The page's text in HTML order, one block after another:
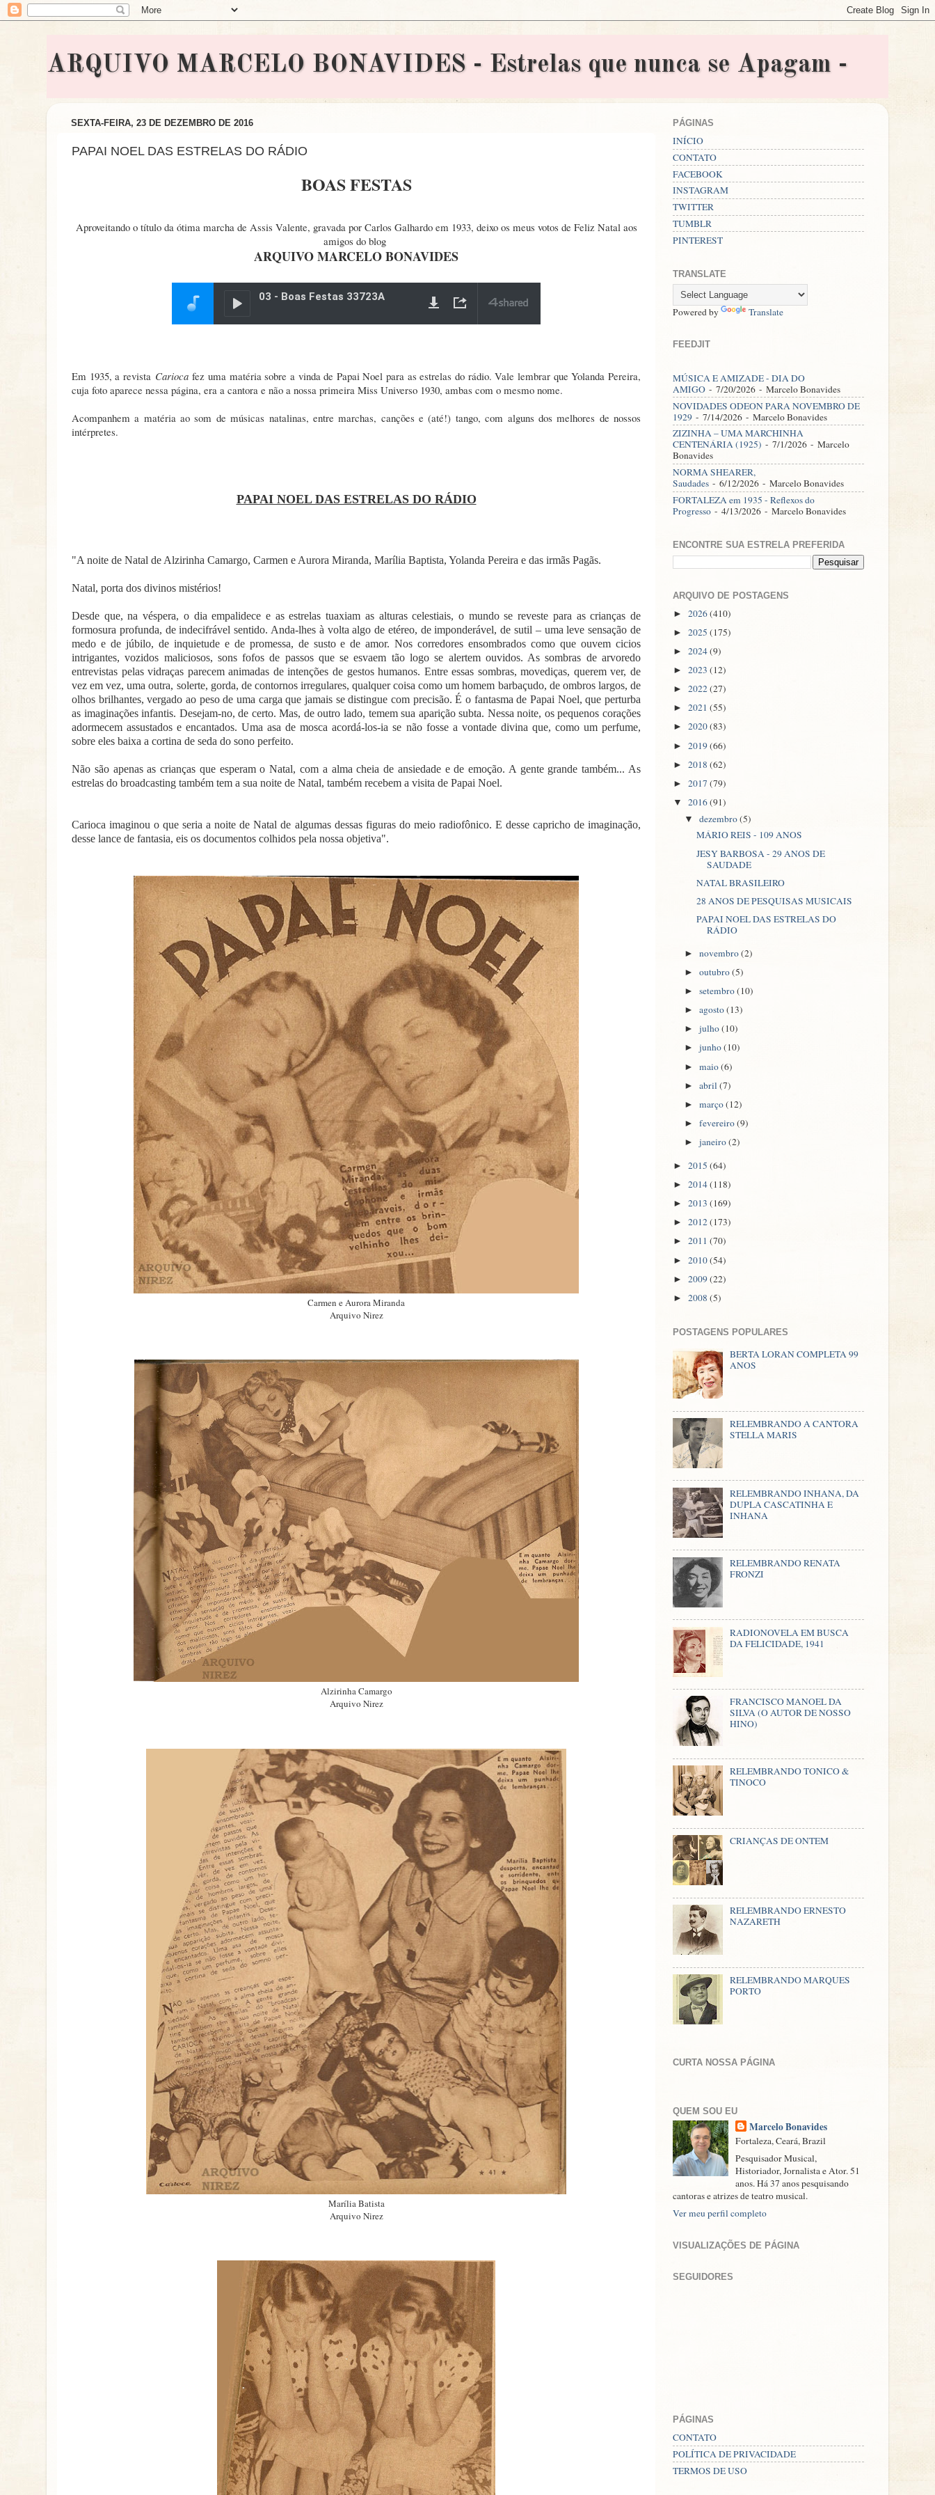
ARQUIVO MARCELO BONAVIDES - Estrelas que nunca se Apagam -
SEXTA-FEIRA, 23 DE DEZEMBRO DE 2016
PAPAI NOEL DAS ESTRELAS DO RÁDIO
BOAS FESTAS
Aproveitando o título da ótima marcha de Assis Valente, gravada por Carlos Galhardo em 1933, deixo os meus votos de Feliz Natal aos
amigos do blog
ARQUIVO MARCELO BONAVIDES
Em 1935, a revista Cariocafez uma matéria sobre a vinda de Papai Noel para as estrelas do rádio. Vale lembrar que Yolanda Pereira,
cuja foto aparece nessa página, era a cantora e não a nossa primeira Miss Universo 1930, ambas com o mesmo nome.
Acompanhem a matéria ao som de músicas natalinas, entre marchas, canções e (até!) tango, com alguns dos melhores de nossos
intérpretes.
PAPAI NOEL DAS ESTRELAS DO RÁDIO
"A noite de Natal de Alzirinha Camargo, Carmen e Aurora Miranda, Marília Baptista, Yolanda Pereira e das irmãs Pagãs.
Natal, porta dos divinos mistérios!
Desde que, na véspera, o dia empalidece e as estrelas tuaxiam as alturas celestiais, o mundo se reveste para as crianças de
formosura profunda, de indecifrável sentido. Anda-lhes à volta algo de etéreo, de imponderável, de sutil – uma leve sensação de
medo e de júbilo, de inquietude e de promessa, de susto e de amor. Nos corredores ensombrados como que ouvem cicios
intrigantes, vozidos maliciosos, sons fofos de passos que se esvaem tão logo se alertem ouvidos. As sombras de arvoredo
entrevistas pelas vidraças parecem animadas de intenções de gestos humanos. Entre essas sombras, movediças, querem ver, de
vez em vez, uma outra, solerte, gorda, de contornos irregulares, qualquer coisa como um homem barbaçudo, de ombros largos, de
olhos brilhantes, vergado ao peso de uma carga que jamais se distingue com precisão. É o fantasma de Papai Noel, que perturba
as imaginações infantis. Desejam-no, de certo. Mas, de outro lado, temem sua aparição subta. Nessa noite, os pequenos corações
adormecem assustados e encantados. Uma asa de mosca acordá-los-ia se não fosse a vontade divina que, como um perfume,
sobre eles baixa a cortina de seda do sono perfeito.
Não são apenas as crianças que esperam o Natal, com a alma cheia de ansiedade e de emoção. A gente grande também... As
estrelas do broadcasting também tem a sua noite de Natal, também recebem a visita de Papai Noel.
Carioca imaginou o que seria a noite de Natal de algumas dessas figuras do meio radiofônico. E desse capricho de imaginação,
desse lance de fantasia, eis os documentos colhidos pela nossa objetiva".
Carmen e Aurora Miranda
Arquivo Nirez
Alzirinha Camargo
Arquivo Nirez
Marília Batista
Arquivo Nirez
PÁGINAS
INÍCIO
CONTATO
FACEBOOK
INSTAGRAM
TWITTER
TUMBLR
PINTEREST
TRANSLATE
Powered by Translate
FEEDJIT
MÚSICA E AMIZADE - DIA DO
AMIGO - 7/20/2026 - Marcelo Bonavides
NOVIDADES ODEON PARA NOVEMBRO DE
1929 - 7/14/2026 - Marcelo Bonavides
ZIZINHA – UMA MARCHINHA
CENTENÁRIA (1925) - 7/1/2026 - Marcelo
Bonavides
NORMA SHEARER,
Saudades - 6/12/2026 - Marcelo Bonavides
FORTALEZA em 1935 - Reflexos do
Progresso - 4/13/2026 - Marcelo Bonavides
ENCONTRE SUA ESTRELA PREFERIDA
ARQUIVO DE POSTAGENS
► 2026(410)
► 2025 (175)
► 2024(9)
► 2023 (12)
► 2022(27)
► 2021 (55)
► 2020(83)
► 2019(66)
► 2018 (62)
► 2017 (79)
▼ 2016(91)
▼dezembro(5)
MÁRIO REIS - 109 ANOS
JESY BARBOSA - 29 ANOS DE
SAUDADE
NATAL BRASILEIRO
28 ANOS DE PESQUISAS MUSICAIS
PAPAI NOEL DAS ESTRELAS DO
RÁDIO
►novembro(2)
►outubro(5)
►setembro(10)
►agosto(13)
►julho(10)
►junho(10)
►maio(6)
►abril(7)
►março(12)
►fevereiro(9)
►janeiro(2)
► 2015 (64)
► 2014(118)
► 2013 (169)
► 2012(173)
► 2011 (70)
► 2010(54)
► 2009(22)
► 2008 (5)
POSTAGENS POPULARES
BERTA LORAN COMPLETA 99
ANOS
RELEMBRANDO A CANTORA
STELLA MARIS
RELEMBRANDO INHANA, DA
DUPLA CASCATINHA E
INHANA
RELEMBRANDO RENATA
FRONZI
RADIONOVELA EM BUSCA
DA FELICIDADE, 1941
FRANCISCO MANOEL DA
SILVA (O AUTOR DE NOSSO
HINO)
RELEMBRANDO TONICO &
TINOCO
CRIANÇAS DE ONTEM
RELEMBRANDO ERNESTO
NAZARETH
RELEMBRANDO MARQUES
PORTO
CURTA NOSSA PÁGINA
QUEM SOU EU
Marcelo Bonavides
Fortaleza, Ceará, Brazil
Pesquisador Musical,
Historiador, Jornalista e Ator. 51
anos. Há 37 anos pesquisando
cantoras e atrizes de teatro musical.
Ver meu perfil completo
VISUALIZAÇÕES DE PÁGINA
SEGUIDORES
PÁGINAS
CONTATO
POLÍTICA DE PRIVACIDADE
TERMOS DE USO